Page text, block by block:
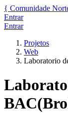
{ Comunidade
Entrar
Entrar
Projetos
Web
Laboratorio